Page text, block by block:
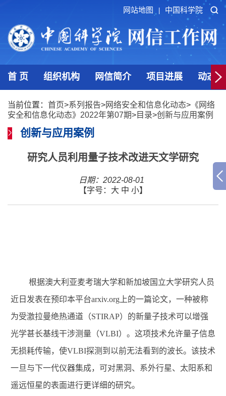
网站地图 中国科学院
首 页 组织机构 网信简介 项目进展 动态
当前位置： 首页>系列报告>网络安全和信息化动态> 《网络
安全和信息化动态》2022年第07期>目录>创新与应用案例
创新与应用案例
研究人员利用量子技术改进天文学研究
日期：2022-08-01
【字号： 大 中 小】
根据澳大利亚麦考瑞大学和新加坡国立大学研究人员
近日发表在预印本平台arxiv.org 上的一篇论文，一种被称
为受激拉曼绝热通道（STIRAP）的新量子技术可以增强
光学甚长基线干涉测量（VLBI）。这项技术允许量子信息
无损耗传输，使VLBI探测到以前无法看到的波长。该技术
一旦与下一代仪器集成，可对黑洞、系外行星、太阳系和
遥远恒星的表面进行更详细的研究。